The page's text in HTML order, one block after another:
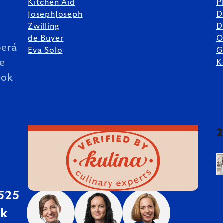
Kitchen Aid
JosephJoseph
Zwilling
de Buyer
Eva Solo